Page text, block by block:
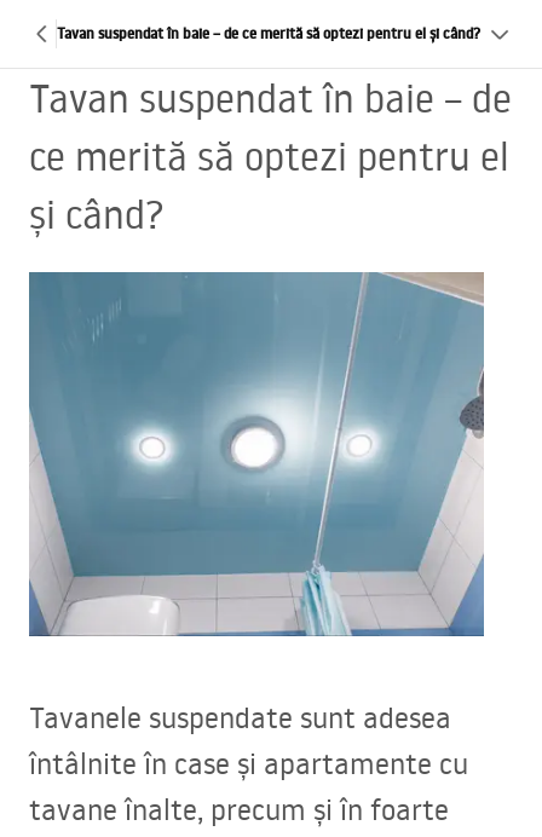
Tavan suspendat în baie – de ce merită să optezi pentru el și când?
Tavan suspendat în baie – de
ce merită să optezi pentru el
și când?
Tavanele suspendate sunt adesea
întâlnite în case și apartamente cu
tavane înalte, precum și în foarte